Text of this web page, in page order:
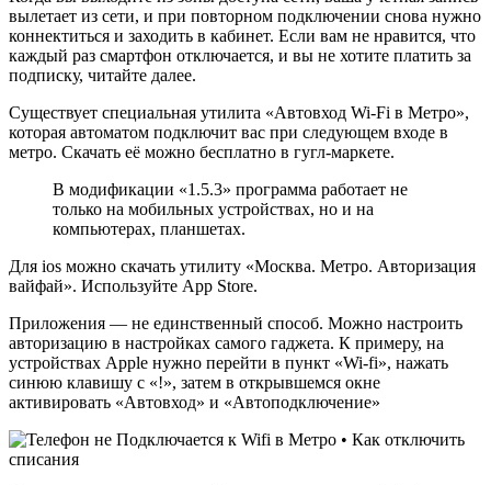
вылетает из сети, и при повторном подключении снова нужно
коннектиться и заходить в кабинет. Если вам не нравится, что
каждый раз смартфон отключается, и вы не хотите платить за
подписку, читайте далее.
Существует специальная утилита «Автовход Wi-Fi в Метро»,
которая автоматом подключит вас при следующем входе в
метро. Скачать её можно бесплатно в гугл-маркете.
В модификации «1.5.3» программа работает не
только на мобильных устройствах, но и на
компьютерах, планшетах.
Для ios можно скачать утилиту «Москва. Метро. Авторизация
вайфай». Используйте App Store.
Приложения — не единственный способ. Можно настроить
авторизацию в настройках самого гаджета. К примеру, на
устройствах Apple нужно перейти в пункт «Wi-fi», нажать
синюю клавишу с «!», затем в открывшемся окне
активировать «Автовход» и «Автоподключение»